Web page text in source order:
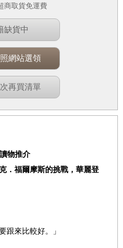
商取貨免運費
缺貨中
網站選領
再買清單
物推介
．福爾摩斯的挑戰，華麗登
跟來比較好。」